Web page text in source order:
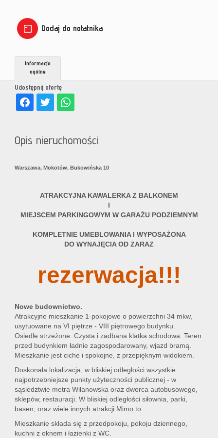
Dodaj do notatnika
Udostępnij ofertę
Informacje
ogólne
Opis nieruchomości
Warszawa, Mokotów, Bukowińska 10
ATRAKCYJNA KAWALERKA Z BALKONEM
I
MIEJSCEM PARKINGOWYM W GARAŻU PODZIEMNYM
KOMPLETNIE UMEBLOWANIA I WYPOSAŻONA
DO WYNAJĘCIA OD ZARAZ
rezerwacja!!!
Nowe budownictwo.
Atrakcyjne mieszkanie 1-pokojowe o powierzchni 34 mkw,
usytuowane na VI piętrze - VIII piętrowego budynku.
Osiedle strzeżone. Czysta i zadbana klatka schodowa. Teren
przed budynkiem ładnie zagospodarowany, wjazd bramą.
Mieszkanie jest ciche i spokojne, z przepięknym widokiem.
Doskonała lokalizacja, w bliskiej odległości wszystkie
najpotrzebniejsze punkty użyteczności publicznej - w
sąsiedztwie metra Wilanowska oraz dworca autobusowego,
sklepów, restauracji. W bliskiej odległości siłownia, parki,
basen, oraz wiele innych atrakcji.Mimo to
Mieszkanie składa się z przedpokoju, pokoju dziennego,
kuchni z oknem i łazienki z WC.